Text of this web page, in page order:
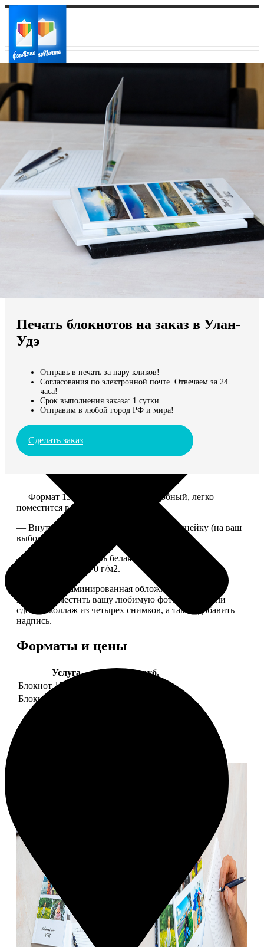
Ваш регион доставки
Выберите из списка:
Мы доставляем по всему миру
Продолжить без города
Печать блокнотов на заказ в Улан-
Удэ
Отправь в печать за пару кликов!
Согласования по электронной почте. Отвечаем за 24
часа!
Срок выполнения заказа: 1 сутки
Отправим в любой город РФ и мира!
Сделать заказ
— Формат 15*20. Компактный и удобный, легко
поместится в сумку или рюкзак.
— Внутри 100 страниц в клетку или в линейку (на ваш
выбор), скрепленных сбоку скобой.
— Приятная на ощупь белая сатиновая бумага
плотностью 150-170 г/м2.
— Плотная ламинированная обложка. На обложке
можно разместить вашу любимую фотографию или
сделать коллаж из четырех снимков, а также добавить
надпись.
Форматы и цены
Услуга
Цена, руб.
Блокнот 15х20 клетка
Блокнот 15х20 линейка